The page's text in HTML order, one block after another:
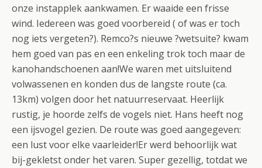
onze instapplek aankwamen. Er waaide een frisse
wind. Iedereen was goed voorbereid ( of was er toch
nog iets vergeten?). Remco?s nieuwe ?wetsuite? kwam
hem goed van pas en een enkeling trok toch maar de
kanohandschoenen aan!We waren met uitsluitend
volwassenen en konden dus de langste route (ca.
13km) volgen door het natuurreservaat. Heerlijk
rustig, je hoorde zelfs de vogels niet. Hans heeft nog
een ijsvogel gezien. De route was goed aangegeven:
een lust voor elke vaarleider!Er werd behoorlijk wat
bij-gekletst onder het varen. Super gezellig, totdat we